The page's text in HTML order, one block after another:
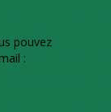
pouvez
: